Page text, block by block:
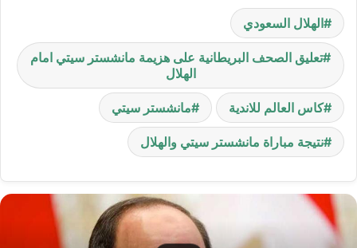
الهلال السعودي
تعليق الصحف البريطانية على هزيمة مانشستر سيتي امام
الهلال
كاس العالم للاندية مانشستر سيتي
نتيجة مباراة مانشستر سيتي والهلال